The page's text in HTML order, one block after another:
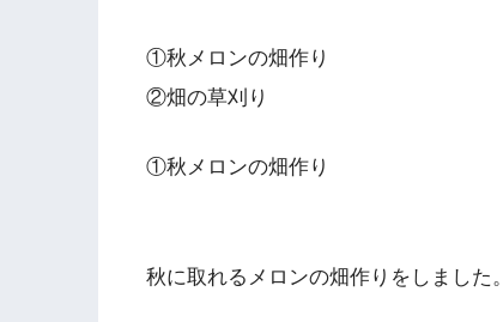
①秋メロンの畑作り
②畑の草刈り
①秋メロンの畑作り
秋に取れるメロンの畑作りをしました。